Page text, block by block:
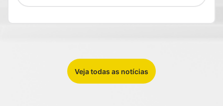
Veja todas as notícias